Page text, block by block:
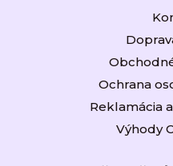
Ochrana
Reklamácia
Výhody